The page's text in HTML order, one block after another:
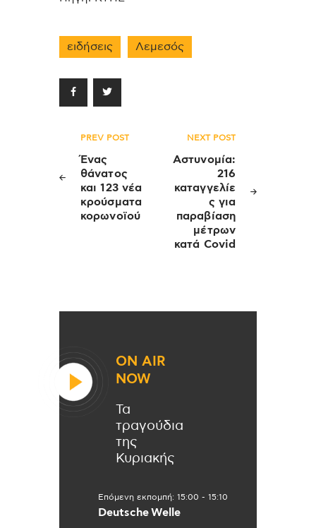
ειδήσεις Λεμεσός
Πλοήγηση
άρθρων
PREV POST
Ένας
θάνατος
και 123 νέα
κρούσματα
κορωνοϊού
NEXT POST
Αστυνομία:
216
καταγγελίε
ς για
παραβίαση
μέτρων
κατά Covid
ON AIR
NOW
Τα
τραγούδια
της
Κυριακής
Επόμενη εκπομπή: 15:00 - 15:10
Deutsche Welle